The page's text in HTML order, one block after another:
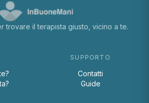
trovare il terapista giusto, vicino a te.
SUPPORTO
Contatti
Guide